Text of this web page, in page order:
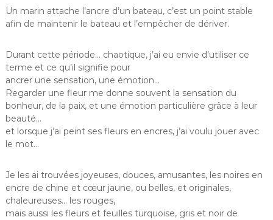
Un marin attache l’ancre d’un bateau, c’est un point stable
afin de maintenir le bateau et l’empêcher de dériver.
Durant cette période… chaotique, j’ai eu envie d’utiliser ce
terme et ce qu’il signifie pour
ancrer une sensation, une émotion…
Regarder une fleur me donne souvent la sensation du
bonheur, de la paix, et une émotion particulière grâce à leur
beauté…
et lorsque j’ai peint ses fleurs en encres, j’ai voulu jouer avec
le mot…
Je les ai trouvées joyeuses, douces, amusantes, les noires en
encre de chine et cœur jaune, ou belles, et originales,
chaleureuses… les rouges,
mais aussi les fleurs et feuilles turquoise, gris et noir de